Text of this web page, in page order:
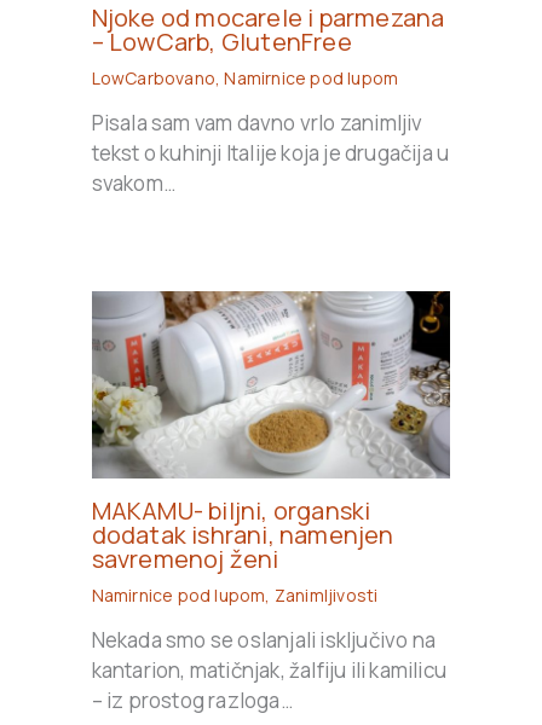
Njoke od mocarele i parmezana
– LowCarb, GlutenFree
LowCarbovano ,Namirnice pod lupom
Pisala sam vam davno vrlo zanimljiv
tekst o kuhinji Italije koja je drugačija u
svakom…
MAKAMU- biljni, organski
dodatak ishrani, namenjen
savremenoj ženi
Namirnice pod lupom Zanimljivosti
Nekada smo se oslanjali isključivo na
kantarion, matičnjak, žalfiju ili kamilicu
– iz prostog razloga…